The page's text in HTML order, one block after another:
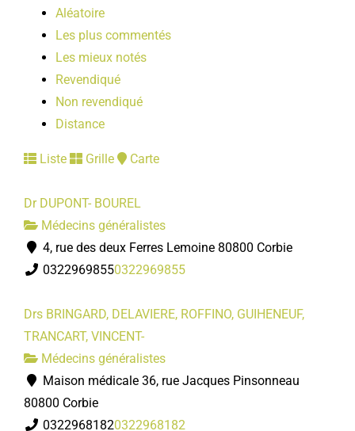
Aléatoire
Les plus commentés
Les mieux notés
Revendiqué
Non revendiqué
Distance
Liste Grille Carte
Dr DUPONT- BOUREL
Médecins généralistes
4, rue des deux Ferres Lemoine 80800 Corbie
03229698550322969855
Drs BRINGARD, DELAVIERE, ROFFINO, GUIHENEUF,
TRANCART, VINCENT-
Médecins généralistes
Maison médicale 36, rue Jacques Pinsonneau
80800 Corbie
03229681820322968182